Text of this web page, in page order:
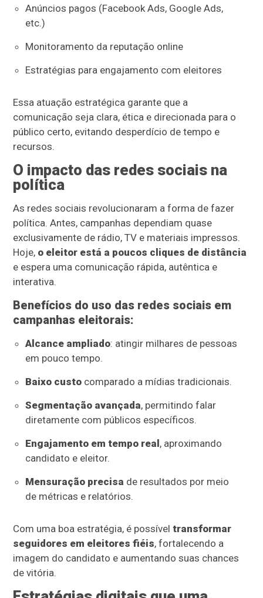
Anúncios pagos (Facebook Ads, Google Ads,
etc.)
Monitoramento da reputação online
Estratégias para engajamento com eleitores
Essa atuação estratégica garante que a
comunicação seja clara, ética e direcionada para o
público certo, evitando desperdício de tempo e
recursos.
O impacto das redes sociais na
política
As redes sociais revolucionaram a forma de fazer
política. Antes, campanhas dependiam quase
exclusivamente de rádio, TV e materiais impressos.
Hoje, o eleitor está a poucos cliques de distância
e espera uma comunicação rápida, autêntica e
interativa.
Benefícios do uso das redes sociais em
campanhas eleitorais:
Alcance ampliado: atingir milhares de pessoas
em pouco tempo.
Baixo custocomparado a mídias tradicionais.
Segmentação avançada, permitindo falar
diretamente com públicos específicos.
Engajamento em tempo real, aproximando
candidato e eleitor.
Mensuração precisa de resultados por meio
de métricas e relatórios.
Com uma boa estratégia, é possíveltransformar
seguidores em eleitores fiéis, fortalecendo a
imagem do candidato e aumentando suas chances
de vitória.